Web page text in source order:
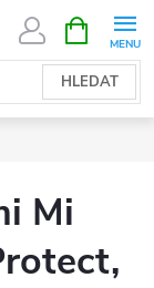
HLEDAT
NÁKUPNÍ
KOŠÍK
Mi